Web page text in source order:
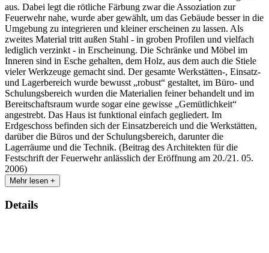
aus. Dabei legt die rötliche Färbung zwar die Assoziation zur
Feuerwehr nahe, wurde aber gewählt, um das Gebäude besser in die
Umgebung zu integrieren und kleiner erscheinen zu lassen. Als
zweites Material tritt außen Stahl - in groben Profilen und vielfach
lediglich verzinkt - in Erscheinung. Die Schränke und Möbel im
Inneren sind in Esche gehalten, dem Holz, aus dem auch die Stiele
vieler Werkzeuge gemacht sind. Der gesamte Werkstätten-, Einsatz-
und Lagerbereich wurde bewusst „robust“ gestaltet, im Büro- und
Schulungsbereich wurden die Materialien feiner behandelt und im
Bereitschaftsraum wurde sogar eine gewisse „Gemütlichkeit“
angestrebt. Das Haus ist funktional einfach gegliedert. Im
Erdgeschoss befinden sich der Einsatzbereich und die Werkstätten,
darüber die Büros und der Schulungsbereich, darunter die
Lagerräume und die Technik. (Beitrag des Architekten für die
Festschrift der Feuerwehr anlässlich der Eröffnung am 20./21. 05.
2006)
Mehr lesen +
Details